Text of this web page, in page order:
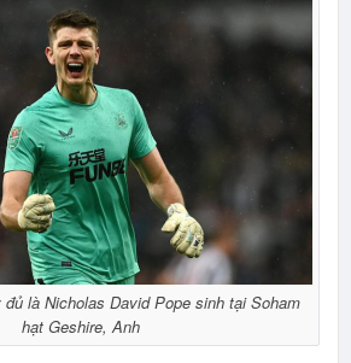
là Nicholas David Pope sinh tại Soham
hạt Geshire, Anh